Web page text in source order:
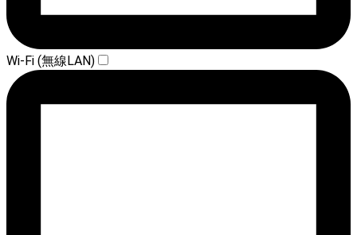
Wi-Fi (無線LAN)